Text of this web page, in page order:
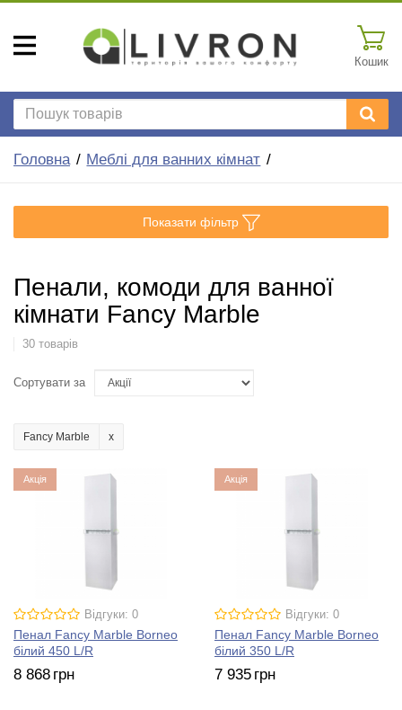
Кошик
Головна Меблі для ванних кімнат
Показати фільтр
Пенали, комоди для ванної
кімнати Fancy Marble
30 товарів
Сортувати за
Fancy Marble
Акція
Відгуки: 0
Пенал Fancy Marble Borneo
білий 450 L/R
8 868 грн
Акція
Відгуки: 0
Пенал Fancy Marble Borneo
білий 350 L/R
7 935 грн